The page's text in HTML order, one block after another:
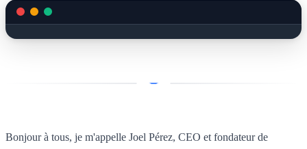
Et attention à tous, mai s'annonce très chargé.....
Bonjour à tous, je m'appelle Joel Pérez, CEO et fondateur de